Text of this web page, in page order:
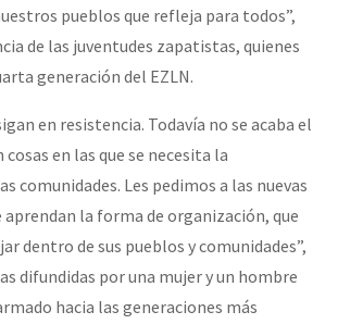
pueblos que refleja para todos”,
de las juventudes zapatistas, quienes
generación del EZLN.
en resistencia. Todavía no se acaba el
en las que se necesita la
comunidades. Les pedimos a las nuevas
aprendan la forma de organización, que
dentro de sus pueblos y comunidades”,
difundidas por una mujer y un hombre
hacia las generaciones más